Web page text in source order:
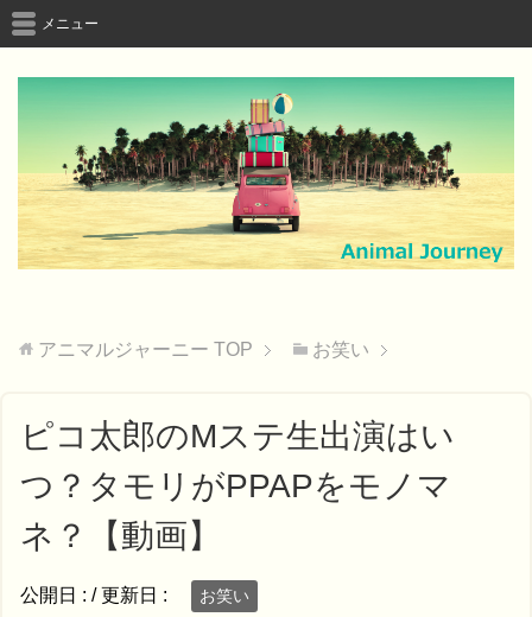
メニュー
アニマルジャーニー TOP お笑い
ピコ太郎のMステ生出演はい
つ？タモリがPPAPをモノマ
ネ？【動画】
公開日 : / 更新日 : お笑い